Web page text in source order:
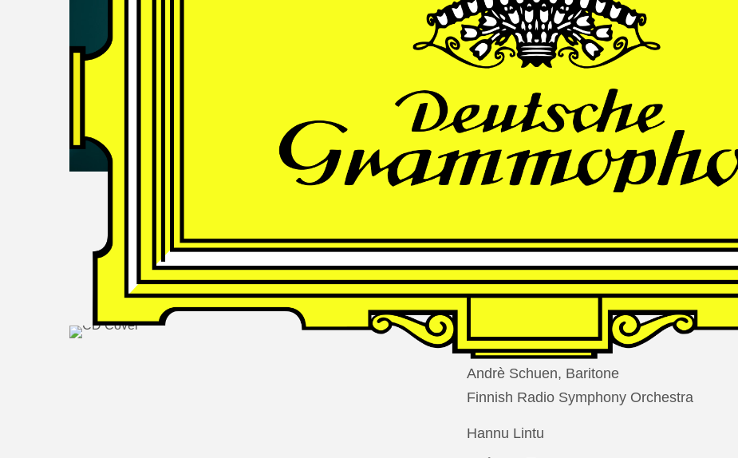
THOMAS
LARCHER
Die Nacht der Verlorenen
Andrè Schuen, Baritone
Finnish Radio Symphony Orchestra
Hannu Lintu